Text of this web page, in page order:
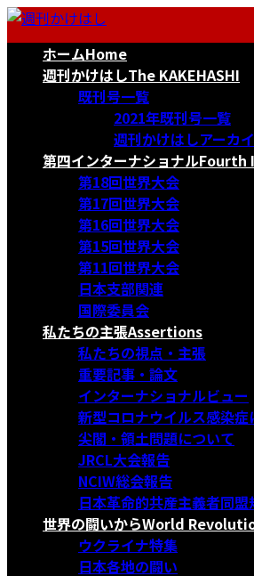
コ
ナ
ホームHome
週刊かけはしThe KAKEHASHI
既刊号一覧
2021年既刊号一覧
週刊かけはしアーカ
第四インターナショナルFourth
第18回世界大会
第17回世界大会
第16回世界大会
第15回世界大会
第11回世界大会
日本支部関連
国際委員会
私たちの主張Assertions
私たちの視点・主張
重要記事・論文
インターナショナルビュー
新型コロナウイルス感染症
尖閣・領土問題について
JRCL大会報告
NCIW総会報告
日本革命的共産主義者同盟
世界の闘いからWorld
ウクライナ特集
日本各地の闘い